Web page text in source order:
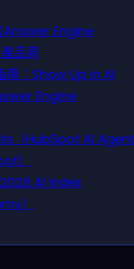
Answer Engine
品頁
南：Show Up in AI
Engine
（HubSpot AI
）
AI Index
）